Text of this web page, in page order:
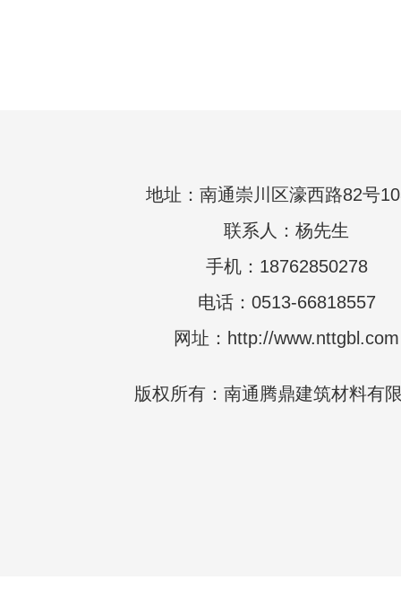
地址：南通崇川区濠西路82号
联系人：杨先生
手机：18762850278
电话：0513-66818557
网址：http://www.nttgbl.com
版权所有：南通腾鼎建筑材料有